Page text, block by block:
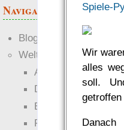
Spiele-
Wir
alles
soll.
Navigation
Blogs
Welten
Ante Portas
Die neuen Lande
EWS-X
Freihändler